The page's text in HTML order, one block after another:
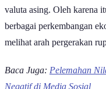
valuta asing. Oleh karena
berbagai perkembangan
melihat arah pergerakan
Baca Juga: Pelemahan
Negatif di Media Sosial